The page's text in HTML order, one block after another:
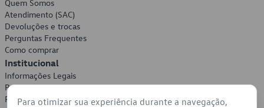
Quem Somos
Atendimento (SAC)
Devoluções e trocas
Perguntas Frequentes
Como comprar
Institucional
Informações Legais
Política de Privacidade
Política de Cookies
Para otimizar sua experiência durante a navegação,